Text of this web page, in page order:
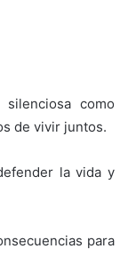
como
de vivir juntos.
la vida y
para